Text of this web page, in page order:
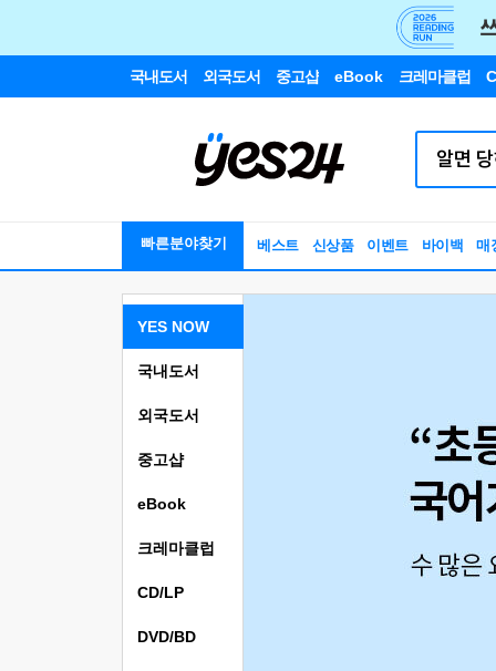
국내도서 외국도서 중고샵 eBook 크레마클럽
빠른분야찾기 베스트 신상품 이벤트 바이백 매
YES NOW
국내도서
외국도서
중고샵
eBook
크레마클럽
CD/LP
DVD/BD